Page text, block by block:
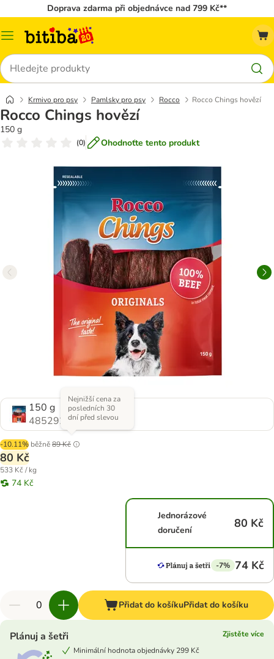
Doprava zdarma při objednávce nad 799 Kč**
Kategorie
Hledat
Krmivo pro psy Pamlsky pro psy Rocco Rocco Chings hovězí
Rocco Chings hovězí
150 g
(0) Ohodnoťte tento produkt
150 g
485292.4
-10.11% běžně89 Kč
Nejnižší cena za
posledních 30
dní před slevou
80 Kč
533 Kč / kg
74 Kč
Jednorázové
doručení
80 Kč
-7% 74 Kč
Přidat do košíkuPřidat do košíku
Plánuj a šetři
Zjistěte více
Minimální hodnota objednávky 299 Kč